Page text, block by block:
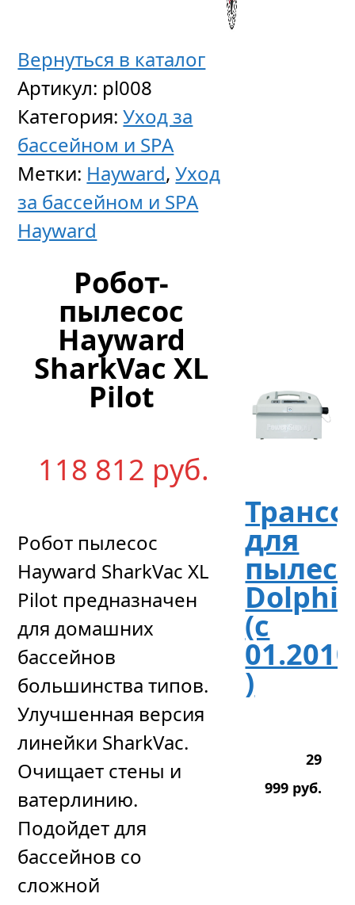
Вернуться в каталог
Артикул: pl008
Категория:Уход за
бассейном и SPA
Метки: Hayward,Уход
за бассейном и SPA
Hayward
Робот-
пылесос
Hayward
SharkVac XL
Pilot
118 812 руб.
Робот пылесос
Hayward SharkVac XL
Pilot предназначен
для домашних
бассейнов
большинства типов.
Улучшенная версия
линейки SharkVac.
Очищает стены и
ватерлинию.
Подойдет для
бассейнов со
сложной
для
(с
01.2010
)
29
999 руб.